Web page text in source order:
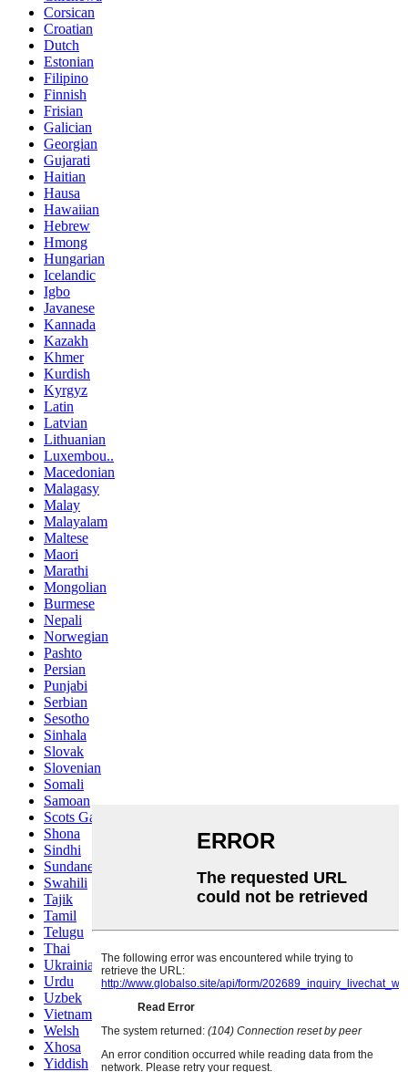
Corsican
Croatian
Dutch
Estonian
Filipino
Finnish
Frisian
Galician
Georgian
Gujarati
Haitian
Hausa
Hawaiian
Hebrew
Hmong
Hungarian
Icelandic
Igbo
Javanese
Kannada
Kazakh
Khmer
Kurdish
Kyrgyz
Latin
Latvian
Lithuanian
Luxembou..
Macedonian
Malagasy
Malay
Malayalam
Maltese
Maori
Marathi
Mongolian
Burmese
Nepali
Norwegian
Pashto
Persian
Punjabi
Serbian
Sesotho
Sinhala
Slovak
Slovenian
Somali
Samoan
Scots Gaelic
Shona
Sindhi
Sundanese
Swahili
Tajik
Tamil
Telugu
Thai
Ukrainian
Urdu
Uzbek
Vietnamese
Welsh
Xhosa
Yiddish